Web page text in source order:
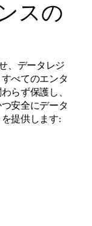
スの
、データレジ
べてのエンタ
らず保護し、
安全にデータ
提供します: